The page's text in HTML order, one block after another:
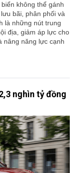
không thể gánh
bãi, phân phối và
là những nút trung
địa, giảm áp lực cho
nâng năng lực cạnh
nghìn tỷ đồng